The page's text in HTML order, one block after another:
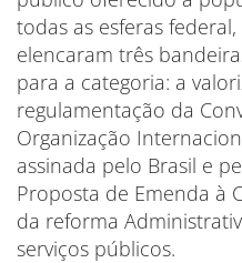
todas as esferas
elencaram três
para a categoria: a
regulamentação da
Organização
assinada pelo Brasil e
Proposta de Emenda à
da reforma
serviços públicos.